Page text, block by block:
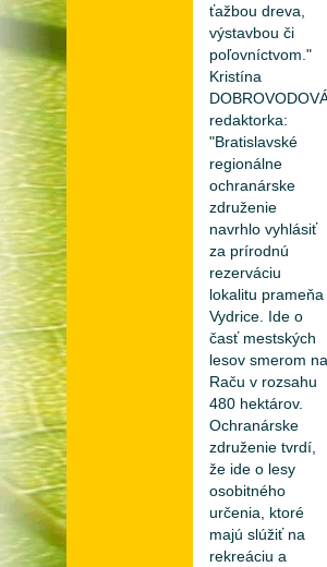
ťažbou dreva,
výstavbou či
poľovníctvom."
Kristína
redaktorka:
"Bratislavské
regionálne
ochranárske
združenie
navrhlo vyhlásiť
za prírodnú
rezerváciu
lokalitu prameňa
Vydrice. Ide o
časť mestských
lesov smerom na
Raču v rozsahu
480 hektárov.
Ochranárske
združenie tvrdí,
že ide o lesy
osobitného
určenia, ktoré
majú slúžiť na
rekreáciu a